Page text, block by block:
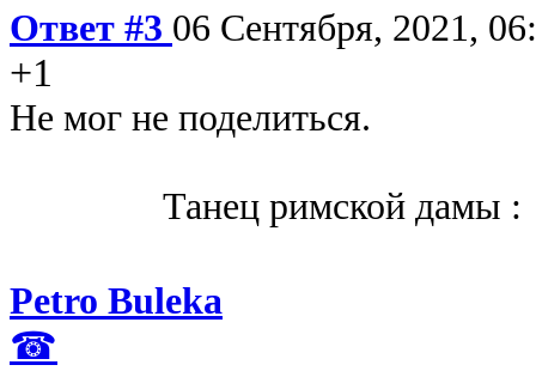
Ответ #3 06 Сентября, 2021,
+1
Не мог не поделиться.
Танец римской дамы :
Petro Buleka
☎